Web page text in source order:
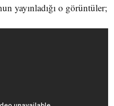
yayınladığı o görüntüler;